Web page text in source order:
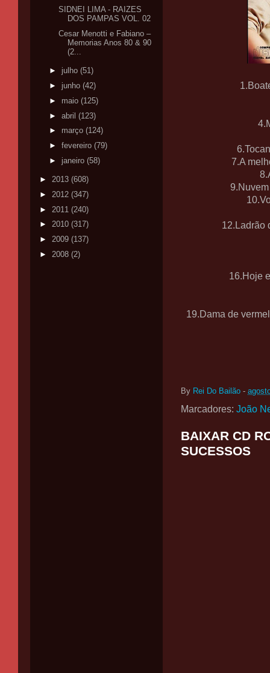
7.A
12.Ladrão
16.Hoje
19.Dama de
By Rei Do Bailão -
Marcadores: João
BAIXAR CD
SUCESSOS
SIDNEI LIMA - RAIZES
DOS PAMPAS VOL. 02
Cesar Menotti e Fabiano –
Memorias Anos 80 & 90
(2...
► julho (51)
► junho (42)
► maio (125)
► abril (123)
► março (124)
► fevereiro (79)
► janeiro (58)
► 2013 (608)
► 2012 (347)
► 2011 (240)
► 2010 (317)
► 2009 (137)
► 2008 (2)